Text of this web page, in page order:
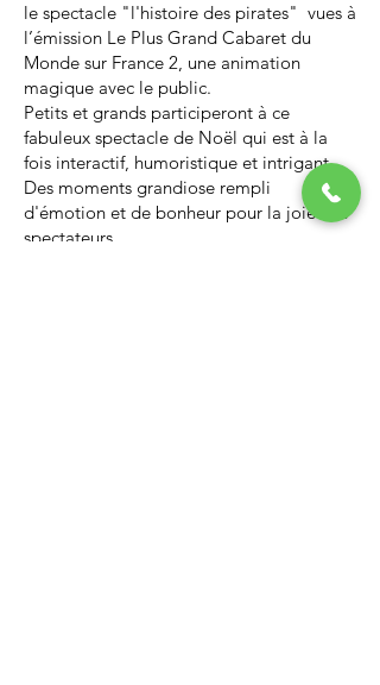
le spectacle "l'histoire des pirates" vues à
l’émission Le Plus Grand Cabaret du
Monde sur France 2, une animation
magique avec le public.
Petits et grands participeront à ce
fabuleux spectacle de Noël qui est à la
fois interactif, humoristique et intrigant.
Des moments grandiose rempli
d'émotion et de bonheur pour la joie des
spectateurs.